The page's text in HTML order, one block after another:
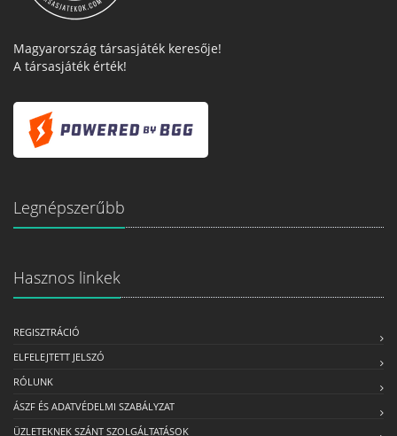
Magyarország társasjáték keresője!
A társasjáték érték!
Legnépszerűbb
Hasznos linkek
REGISZTRÁCIÓ
ELFELEJTETT JELSZÓ
RÓLUNK
ÁSZF ÉS ADATVÉDELMI SZABÁLYZAT
ÜZLETEKNEK SZÁNT SZOLGÁLTATÁSOK